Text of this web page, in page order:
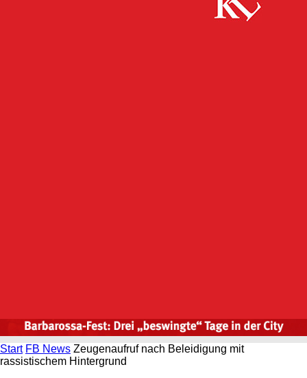
Start FB News Zeugenaufruf nach Beleidigung mit
rassistischem Hintergrund